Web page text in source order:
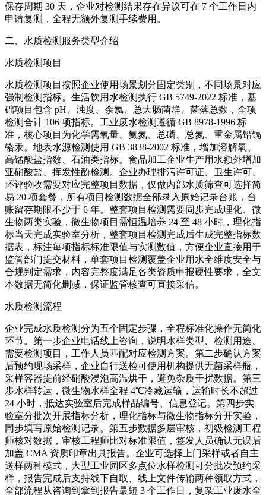
保存周期 30 天，企业对检测结果存在异议可在 7 个工作日内
申请复测，全程无额外复测手续费用。
二、水质检测服务类型介绍
水质检测项目
水质检测项目按照企业使用场景划分固定类别，不同场景对应
强制检测指标。生活饮用水检测执行 GB 5749-2022 标准，基
础项目包含 pH、浊度、余氯、总大肠菌群、菌落总数，全项
检测合计 106 项指标。工业废水检测遵循 GB 8978-1996 标
准，核心项目为化学需氧量、氨氮、总磷、总氮、重金属铅镉
铬汞。地表水源检测使用 GB 3838-2002 标准，增加溶解氧、
高锰酸盐指数、石油类指标。食品加工企业生产用水额外增加
亚硝酸盐、挥发性酚检测。企业办理排污许可证、卫生许可、
环评验收需要对应完整项目数据，仅做内部水质筛查可选择简
易 20 项套餐，所有项目检测数据全部录入原始记录台账，台
账留存期限不少于 6 年。整套项目检测需要同步完成理化、微
生物两类实验，微生物项目需恒温培养 24 至 48 小时，理化指
标当天完成实验室分析，整套项目检测完成后生成完整指标数
据表，标注每项指标标准限值与实测数值，方便企业直接用于
监管部门提交材料，单套项目检测覆盖企业用水全维度安全与
合规判定需求，内容完整度满足各类资质申报硬性要求，全文
本数据无简化删减，保证监管核查可直接采信。
水质检测流程
企业完成水质检测分为五个固定步骤，全程标准化操作无简化
环节。第一步企业电话线上咨询，说明水样类型、检测用途、
需要检测项目，工作人员匹配对应检测方案。第二步确认方案
后预约现场采样，企业自行送检可使用机构提供无菌采样瓶，
采样容器提前经硝酸浸泡高温烘干，避免杂质干扰数据。第三
步水样转运，微生物水样全程 4℃冷藏运输，运输时长不超过
24 小时，抵达实验室后完成样品编号、信息登记。第四步实
验室分批次开展指标分析，理化指标与微生物指标分开实验，
同步填写原始检测记录。第五步数据多层审核，初级检测工程
师核对数据，审核工程师比对标准限值，签发人员确认无误后
加盖 CMA 资质印章出具报告。企业可选择上门采样或者自主
送样两种模式，大型工业园区多点位水样检测可分批次预约采
样，报告完成后支持线下自取、线上文件传输两种领取方式，
全部流程从咨询到拿到报告最短 3 个工作日，复杂工业废水全